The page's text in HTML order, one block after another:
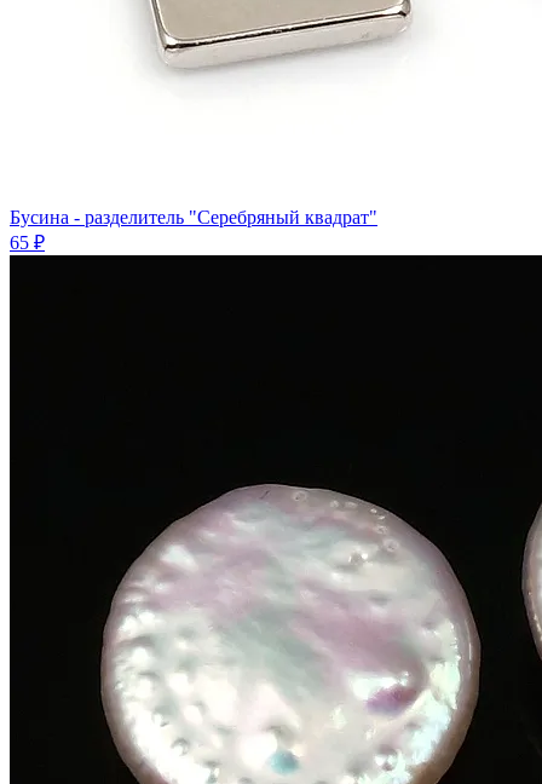
Бусина - разделитель "Серебряный квадрат"
65 ₽